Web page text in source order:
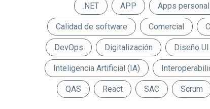
.NET APP Apps
Calidad de software Comercial
DevOps Digitalización Diseño
Inteligencia Artificial (IA)
QAS React SAC Scrum